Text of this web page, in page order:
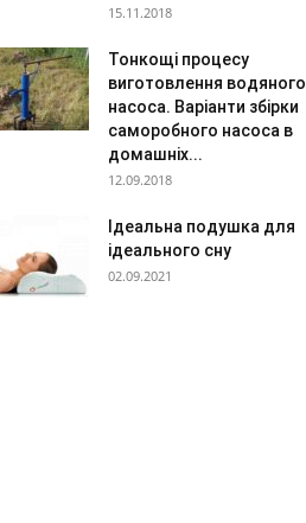
15.11.2018
Тонкощі процесу
виготовлення водяного
насоса. Варіанти збірки
саморобного насоса в
домашніх...
12.09.2018
Ідеальна подушка для
ідеального сну
02.09.2021